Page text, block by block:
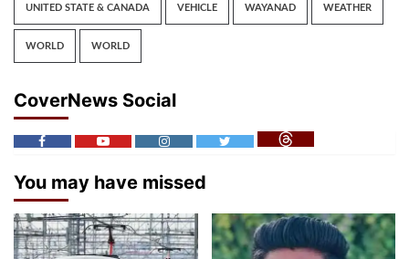
UNITED STATE & CANADA VEHICLE WAYANAD WEATHER
WORLD WORLD
CoverNews Social
You may have missed